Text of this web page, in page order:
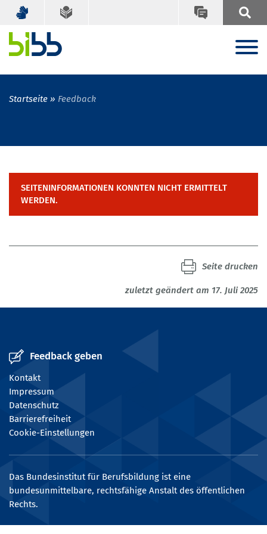
Startseite Feedback
SEITENINFORMATIONEN KONNTEN NICHT ERMITTELT
WERDEN.
zuletzt geändert am 17. Juli 2025
Seite drucken
Feedback geben
Kontakt
Impressum
Datenschutz
Barrierefreiheit
Cookie-Einstellungen
Das Bundesinstitut für Berufsbildung ist eine
bundesunmittelbare, rechtsfähige Anstalt des öffentlichen
Rechts.